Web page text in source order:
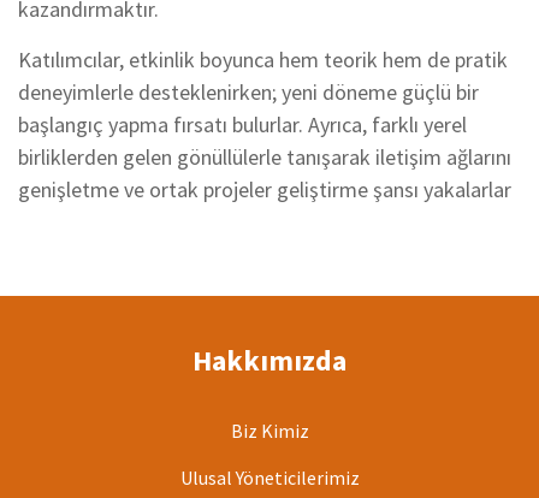
kazandırmaktır.
Katılımcılar, etkinlik boyunca hem teorik hem de pratik
deneyimlerle desteklenirken; yeni döneme güçlü bir
başlangıç yapma fırsatı bulurlar. Ayrıca, farklı yerel
birliklerden gelen gönüllülerle tanışarak iletişim ağlarını
genişletme ve ortak projeler geliştirme şansı yakalarlar
Hakkımızda
Biz Kimiz
Ulusal Yöneticilerimiz